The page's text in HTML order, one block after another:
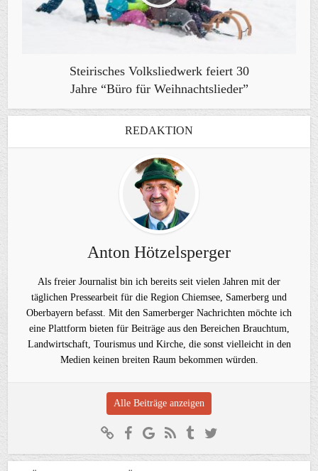
Steirisches Volksliedwerk feiert 30
Jahre “Büro für Weihnachtslieder”
REDAKTION
Anton Hötzelsperger
Als freier Journalist bin ich bereits seit vielen Jahren mit der
täglichen Pressearbeit für die Region Chiemsee, Samerberg und
Oberbayern befasst. Mit den Samerberger Nachrichten möchte ich
eine Plattform bieten für Beiträge aus den Bereichen Brauchtum,
Landwirtschaft, Tourismus und Kirche, die sonst vielleicht in den
Medien keinen breiten Raum bekommen würden.
Alle Beiträge anzeigen